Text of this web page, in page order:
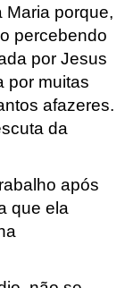
Maria porque,
percebendo
por Jesus
por muitas
afazeres.
da
após
que ela